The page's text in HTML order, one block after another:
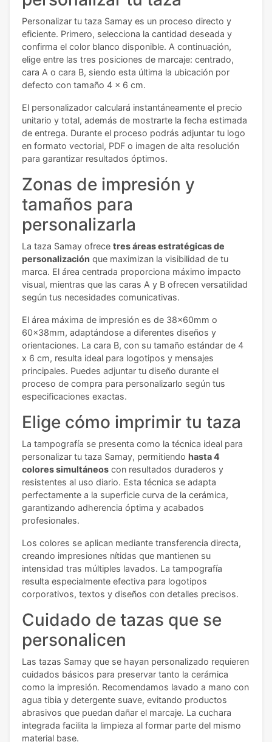
Personalizar tu taza Samay es un proceso directo y
eficiente. Primero, selecciona la cantidad deseada y
confirma el color blanco disponible. A continuación,
elige entre las tres posiciones de marcaje: centrado,
cara A o cara B, siendo esta última la ubicación por
defecto con tamaño 4 x 6 cm.
El personalizador calculará instantáneamente el precio
unitario y total, además de mostrarte la fecha estimada
de entrega. Durante el proceso podrás adjuntar tu logo
en formato vectorial, PDF o imagen de alta resolución
para garantizar resultados óptimos.
Zonas de impresión y
tamaños para
personalizarla
La taza Samay ofrece tres áreas estratégicas de
personalización que maximizan la visibilidad de tu
marca. El área centrada proporciona máximo impacto
visual, mientras que las caras A y B ofrecen versatilidad
según tus necesidades comunicativas.
El área máxima de impresión es de 38x60mm o
60x38mm, adaptándose a diferentes diseños y
orientaciones. La cara B, con su tamaño estándar de 4
x 6 cm, resulta ideal para logotipos y mensajes
principales. Puedes adjuntar tu diseño durante el
proceso de compra para personalizarlo según tus
especificaciones exactas.
Elige cómo imprimir tu taza
La tampografía se presenta como la técnica ideal para
personalizar tu taza Samay, permitiendo hasta 4
colores simultáneos con resultados duraderos y
resistentes al uso diario. Esta técnica se adapta
perfectamente a la superficie curva de la cerámica,
garantizando adherencia óptima y acabados
profesionales.
Los colores se aplican mediante transferencia directa,
creando impresiones nítidas que mantienen su
intensidad tras múltiples lavados. La tampografía
resulta especialmente efectiva para logotipos
corporativos, textos y diseños con detalles precisos.
Cuidado de tazas que se
personalicen
Las tazas Samay que se hayan personalizado requieren
cuidados básicos para preservar tanto la cerámica
como la impresión. Recomendamos lavado a mano con
agua tibia y detergente suave, evitando productos
abrasivos que puedan dañar el marcaje. La cuchara
integrada facilita la limpieza al formar parte del mismo
material base.